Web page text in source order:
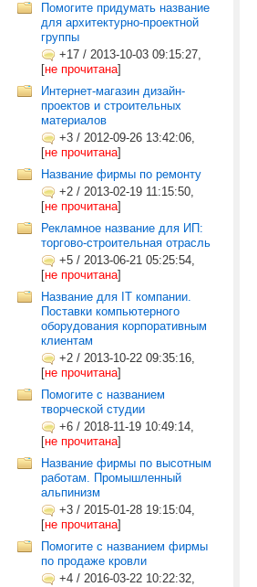
Помогите придумать название
для архитектурно-проектной
группы
+17 / 2013-10-03 09:15:27,
[не прочитана]
Интернет-магазин дизайн-
проектов и строительных
материалов
+3 / 2012-09-26 13:42:06,
[не прочитана]
Название фирмы по ремонту
+2 / 2013-02-19 11:15:50,
[не прочитана]
Рекламное название для ИП:
торгово-строительная отрасль
+5 / 2013-06-21 05:25:54,
[не прочитана]
Название для IT компании.
Поставки компьютерного
оборудования корпоративным
клиентам
+2 / 2013-10-22 09:35:16,
[не прочитана]
Помогите с названием
творческой студии
+6 / 2018-11-19 10:49:14,
[не прочитана]
Название фирмы по высотным
работам. Промышленный
альпинизм
+3 / 2015-01-28 19:15:04,
[не прочитана]
Помогите с названием фирмы
по продаже кровли
+4 / 2016-03-22 10:22:32,